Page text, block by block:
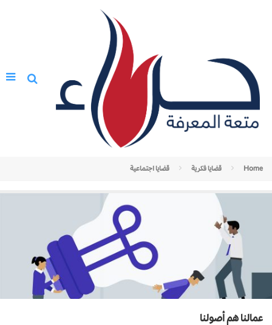
Home قضايا فكرية قضايا اجتماعية
عمالنا هم أصولنا